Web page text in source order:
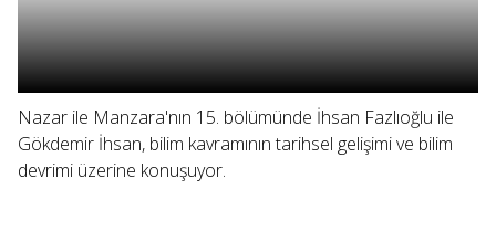
Nazar ile Manzara'nın 15. bölümünde İhsan Fazlıoğlu ile
Gökdemir İhsan, bilim kavramının tarihsel gelişimi ve bilim
devrimi üzerine konuşuyor.